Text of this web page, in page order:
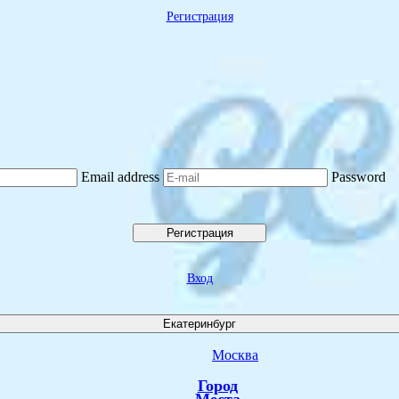
Регистрация
Email address Password
Регистрация
Вход
Екатеринбург
Москва
Город